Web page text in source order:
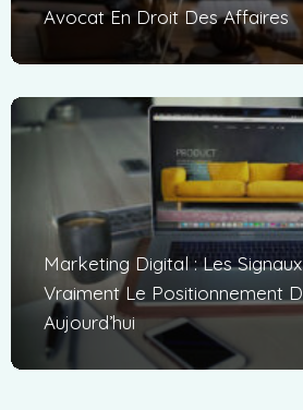
Avocat En Droit Des Affaires
Marketing Digital : Les
Vraiment Le Positionnement
Aujourd’hui